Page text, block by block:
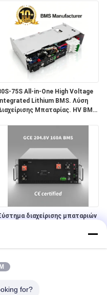
75S All-in-One High Voltage
Integrated Lithium BMS. Λύση
Μπαταρίας. HV BMS
διαχείρισης μπαταριών
for?